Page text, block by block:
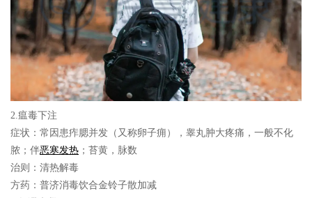
2.瘟毒下注
症状： 常因患痄腮并发（又称卵子痈），睾丸肿大疼痛，一般不化
脓；伴恶寒发热 ；苔黄，脉数
治则： 清热解毒
方药： 普济消毒饮合金铃子散加减